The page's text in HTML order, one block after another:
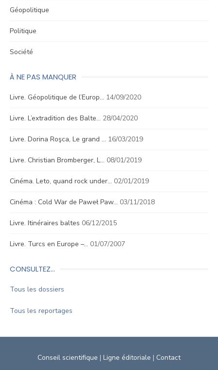
Géopolitique
Politique
Société
À NE PAS MANQUER
Livre. Géopolitique de l’Europ… 14/09/2020
Livre. L’extradition des Balte… 28/04/2020
Livre. Dorina Roşca, Le grand … 16/03/2019
Livre. Christian Bromberger, L… 08/01/2019
Cinéma. Leto, quand rock under… 02/01/2019
Cinéma : Cold War de Paweł Paw… 03/11/2018
Livre. Itinéraires baltes 06/12/2015
Livre. Turcs en Europe –… 01/07/2007
CONSULTEZ…
Tous les dossiers
Tous les reportages
Conseil scientifique | Ligne éditoriale | Contact